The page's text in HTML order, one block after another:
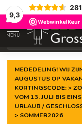
9,3
Gegarandeerde de
MENU
MEDEDELING! WIJ
AUGUSTUS OP
KORTINGSCODE: >
VOM 13. JULI BIS
URLAUB /
> SOMMER2026